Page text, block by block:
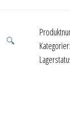
🔍
Kategorier: